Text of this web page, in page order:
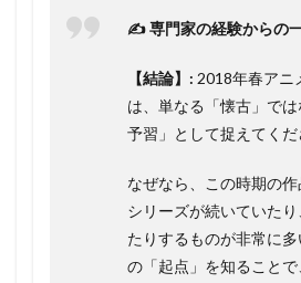
✍️ 専門家の経験からの
【結論】: 2018年春アニ
は、単なる「懐古」で
予習」として捉えてくだ
なぜなら、この時期の
シリーズが続いていた
たりするものが非常に
の「起点」を知ること